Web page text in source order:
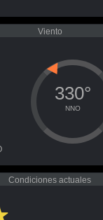
Viento
330°
NNO
Condiciones actuales